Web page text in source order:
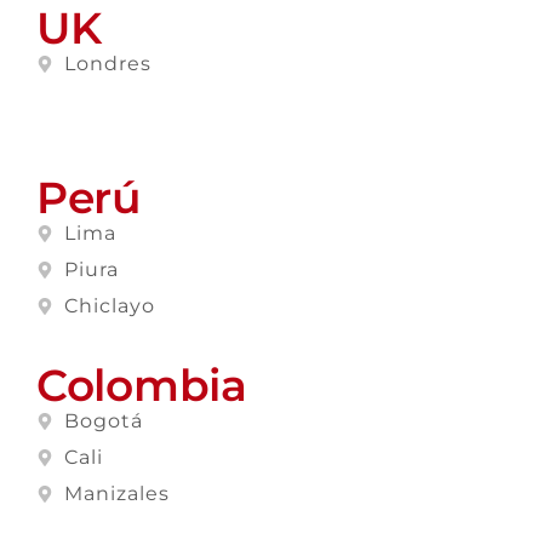
UK
Londres
Perú
Lima
Piura
Chiclayo
Colombia
Bogotá
Cali
Manizales